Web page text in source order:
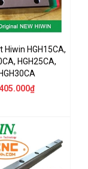
Hiwin HGH15CA,
HGH25CA,
HGH30CA